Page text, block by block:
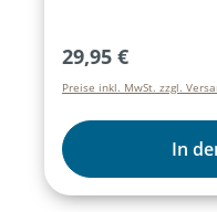
mehr.Themen:Die
für Ihre
praktische
und
Regulärer Preis:
29,95 €
Preise inkl. MwSt. zzgl.
In